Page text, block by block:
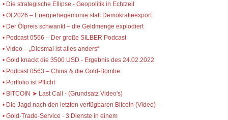
• Die strategische Ellipse - Geopolitik in Echtzeit
• Öl 2026 – Energiehegemonie statt Demokratieexport
• Der Ölpreis schwankt – die Geldmenge explodiert
• Podcast 0566 – Der große SILBER Podcast
• Video – „Diesmal ist alles anders“
• Gold knackt die 3500 USD - Ergebnis des 24.02.2022
• Podcast 0563 – China & die Gold-Bombe
• Portfolio ist Pflicht
• BITCOIN ➤ Last Call - (Grundsatz Video's)
• Die Jagd nach den letzten verfügbaren Bitcoin (Video)
• Gold-Trade-Service - 3 Dienste in einem